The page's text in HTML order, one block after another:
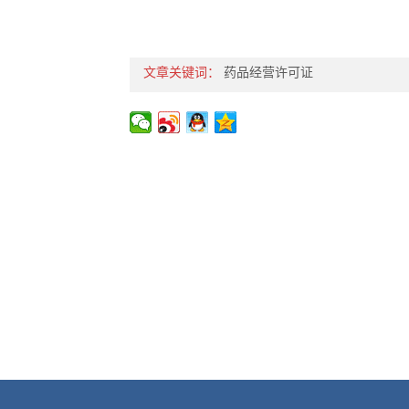
文章关键词： 药品经营许可证